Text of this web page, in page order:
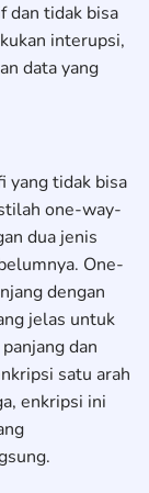
dan tidak bisa
interupsi,
data yang
yang tidak bisa
one-way-
dua jenis
One-
dengan
jelas untuk
dan
satu arah
enkripsi ini